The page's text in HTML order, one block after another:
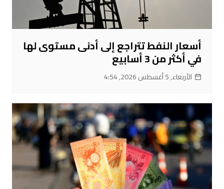
أسعار النفط تتراجع إلى أدنى مستوى لها
في أكثر من 3 أسابيع
الأربعاء, 5 أغسطس 2026, 4:54